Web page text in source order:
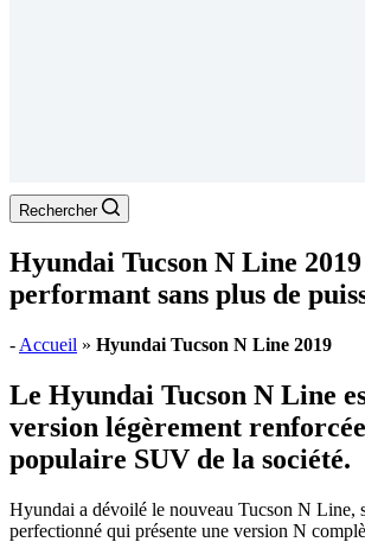
Rechercher
Hyundai Tucson N Line
performant sans plus de
- Accueil » Hyundai Tucson N Line 2019
Le Hyundai Tucson N Line
version légèrement
populaire SUV de la société.
Hyundai a dévoilé le nouveau Tucson N Line,
perfectionné qui présente une version N